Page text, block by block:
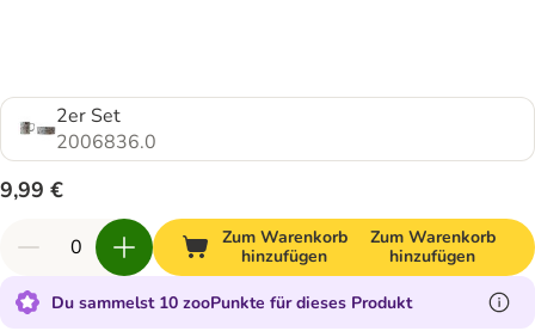
2er Set
2006836.0
9,99 €
Zum Warenkorb
hinzufügen
Zum Warenkorb
hinzufügen
Du sammelst 10 zooPunkte für dieses Produkt